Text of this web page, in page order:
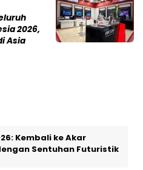
2026,
Asia
Kembali ke Akar
Sentuhan Futuristik